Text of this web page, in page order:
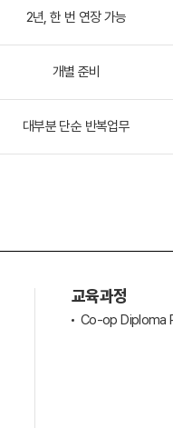
2년, 한 번 연장 가능
개별 준비
대부분 단순 반복업무
교육과정
Co-op Diploma